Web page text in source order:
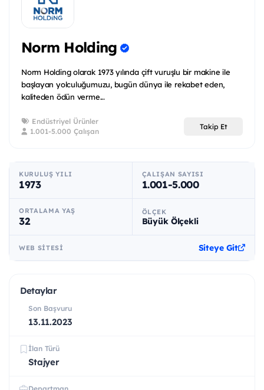
Norm Holding
Norm Holding olarak 1973 yılında çift vuruşlu bir makine ile
başlayan yolculuğumuzu, bugün dünya ile rekabet eden,
kaliteden ödün verme...
Endüstriyel Ürünler
1.001-5.000 Çalışan
Takip Et
KURULUŞ YILI
1973
ÇALIŞAN SAYISI
1.001-5.000
ORTALAMA YAŞ
32
ÖLÇEK
Büyük Ölçekli
WEB SITESI Siteye Git
Detaylar
Son Başvuru
13.11.2023
İlan Türü
Stajyer